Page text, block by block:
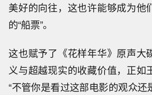
美好的向往，这也许能够成为他
的“船票”。
这也赋予了《花样年华》原声大
义与超越现实的收藏价值，正如
“不管你是看过这部电影的观众还